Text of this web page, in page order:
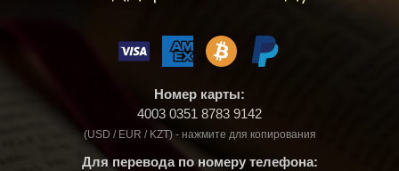
Номер карты:
4003 0351 8783 9142
(USD / EUR / KZT) - нажмите для копирования
Для перевода по номеру телефона: